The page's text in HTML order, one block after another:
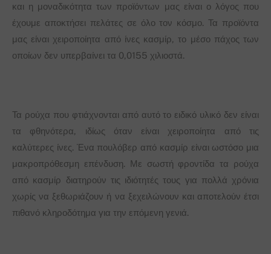
και η μοναδικότητα των προϊόντων μας είναι ο λόγος που
έχουμε αποκτήσει πελάτες σε όλο τον κόσμο. Τα προϊόντα
μας είναι χειροποίητα από ίνες κασμίρ, το μέσο πάχος των
οποίων δεν υπερβαίνει τα 0,0155 χιλιοστά.
Τα ρούχα που φτιάχνονται από αυτό το ειδικό υλικό δεν είναι
τα φθηνότερα, ιδίως όταν είναι χειροποίητα από τις
καλύτερες ίνες. Ένα πουλόβερ από κασμίρ είναι ωστόσο μια
μακροπρόθεσμη επένδυση. Με σωστή φροντίδα τα ρούχα
από κασμίρ διατηρούν τις ιδιότητές τους για πολλά χρόνια
χωρίς να ξεθωριάζουν ή να ξεχειλώνουν και αποτελούν έτσι
πιθανό κληροδότημα για την επόμενη γενιά.